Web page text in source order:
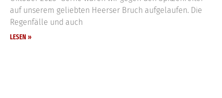
auf unserem geliebten Heerser Bruch aufgelaufen. Die
Regenfälle und auch
LESEN »